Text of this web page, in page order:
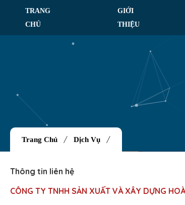
TRANG
CHỦ
GIỚI
THIỆU
Trang Chủ / Dịch Vụ /
Thông tin liên hệ
CÔNG TY TNHH SẢN XUẤT VÀ XÂY DỰNG